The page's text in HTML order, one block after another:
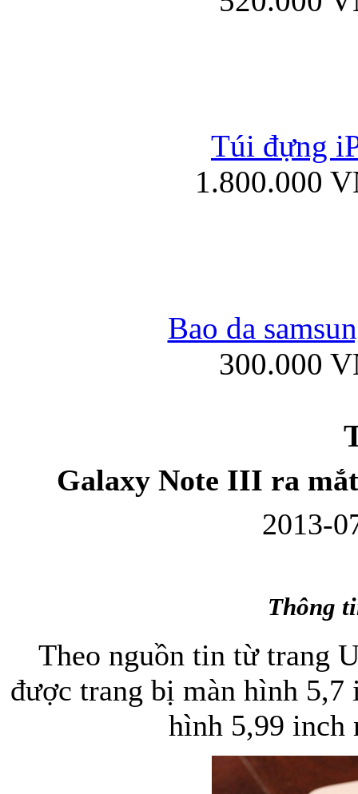
Túi xách da
Bao da Samsung
Ốp lưng Samsung
Túi đựng
1.800.000
Bao da
300.000
Galaxy Note III ra
2013-
Thông
Theo nguồn tin từ trang
được trang bị màn hình
hình 5,99 inch